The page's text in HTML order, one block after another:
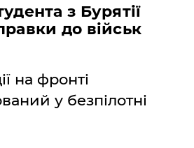
з Бурятії
до військ
на фронті
у безпілотні